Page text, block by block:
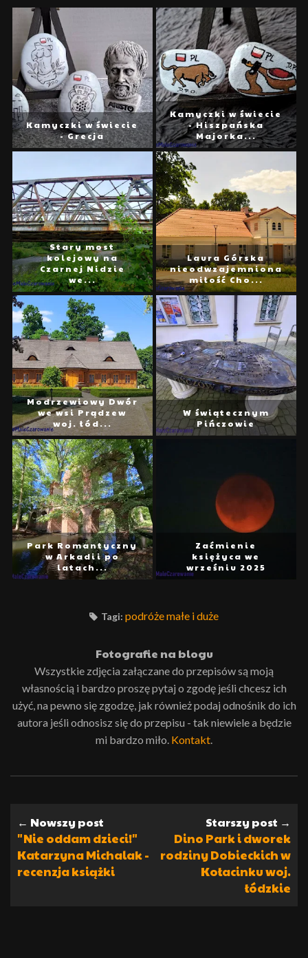
Kamyczki w świecie
- Grecja
Kamyczki w świecie
- Hiszpańska
Majorka...
Stary most
kolejowy na
Czarnej Nidzie
we...
Laura Górska
nieodwzajemniona
miłość Cho...
Modrzewiowy Dwór
we wsi Prądzew
woj. łód...
W świątecznym
Pińczowie
Park Romantyczny
w Arkadii po
latach...
Zaćmienie
księżyca we
wrześniu 2025
Tagi: podróże małe i duże
Fotografie na blogu
Wszystkie zdjęcia załączane do przepisów są moją
własnością i bardzo proszę pytaj o zgodę jeśli chcesz ich
użyć, na pewno się zgodzę, jak również podaj odnośnik do ich
autora jeśli odnosisz się do przepisu - tak niewiele a będzie
mi bardzo miło. Kontakt.
← Nowszy post
"Nie oddam dzieci!"
Katarzyna Michalak -
recenzja książki
Starszy post →
Dino Park i dworek
rodziny Dobieckich w
Kołacinku woj.
łódzkie